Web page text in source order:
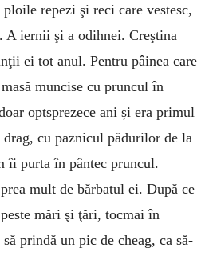
repezi şi reci care vestesc,
A iernii şi a odihnei. Creştina
ei tot anul. Pentru pâinea care
muncise cu pruncul în
optsprezece ani și era primul
cu paznicul pădurilor de la
îi purta în pântec pruncul.
mult de bărbatul ei. După ce
mări şi ţări, tocmai în
prindă un pic de cheag, ca să-